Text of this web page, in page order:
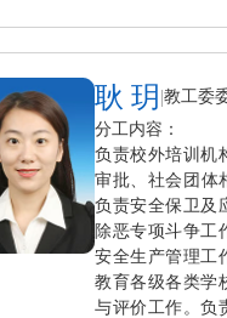
耿 玥 |教工委
分工内容：
负责校外培训机
审批、社会团体
负责安全保卫及
除恶专项斗争工
安全生产管理工
教育各级各类学
与评价工作。负